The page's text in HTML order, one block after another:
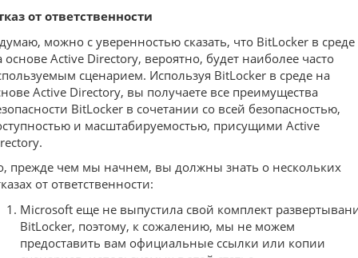
от ответственности
можно с уверенностью сказать, что BitLocker в среде
основе Active Directory, вероятно, будет наиболее часто
сценарием. Используя BitLocker в среде на
Active Directory, вы получаете все преимущества
BitLocker в сочетании со всей безопасностью,
и масштабируемостью, присущими Active
прежде чем мы начнем, вы должны знать о нескольких
от ответственности:
Microsoft еще не выпустила свой комплект
BitLocker, поэтому, к сожалению, мы не можем
предоставить вам официальные ссылки или копии